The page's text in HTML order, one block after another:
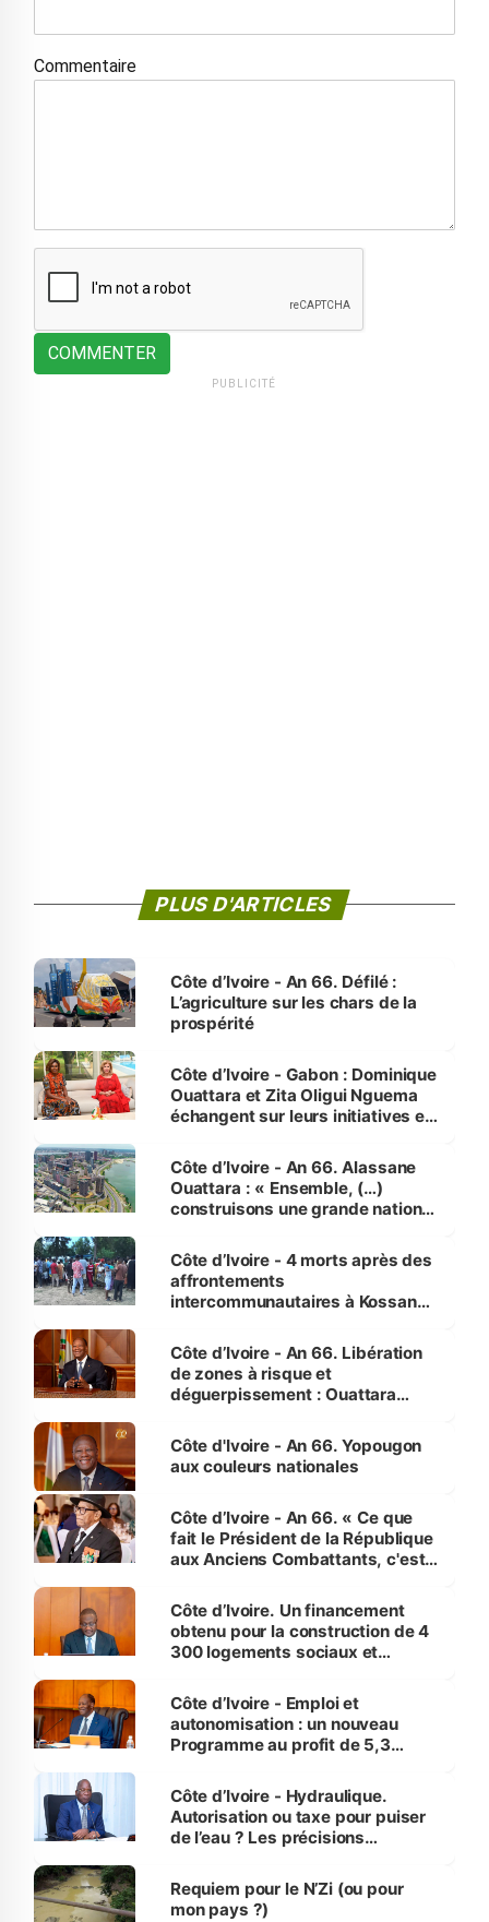
Commentaire
COMMENTER
PUBLICITÉ
PLUS D'ARTICLES
Côte d’Ivoire - An 66. Défilé :
L’agriculture sur les chars de la
prospérité
Côte d’Ivoire - Gabon : Dominique
Ouattara et Zita Oligui Nguema
échangent sur leurs initiatives en
enfants
Côte d’Ivoire - An 66. Alassane
Ouattara : « Ensemble, (…)
construisons une grande nation
générations futures »
Côte d’Ivoire - 4 morts après des
affrontements
intercommunautaires à Kossandji
milieu des sinistrés
Côte d’Ivoire - An 66. Libération
de zones à risque et
déguerpissement : Ouattara
l'Etat de droit pour préserver les
vies humaines »
Côte d'Ivoire - An 66. Yopougon
aux couleurs nationales
Côte d’Ivoire - An 66. « Ce que
fait le Président de la République
aux Anciens Combattants, c'est
Côte d’Ivoire. Un financement
obtenu pour la construction de 4
300 logements sociaux et
et Yamoussoukro
Côte d’Ivoire - Emploi et
autonomisation : un nouveau
Programme au profit de 5,3
Côte d’Ivoire - Hydraulique.
Autorisation ou taxe pour puiser
de l’eau ? Les précisions
Requiem pour le N’Zi (ou pour
mon pays ?)